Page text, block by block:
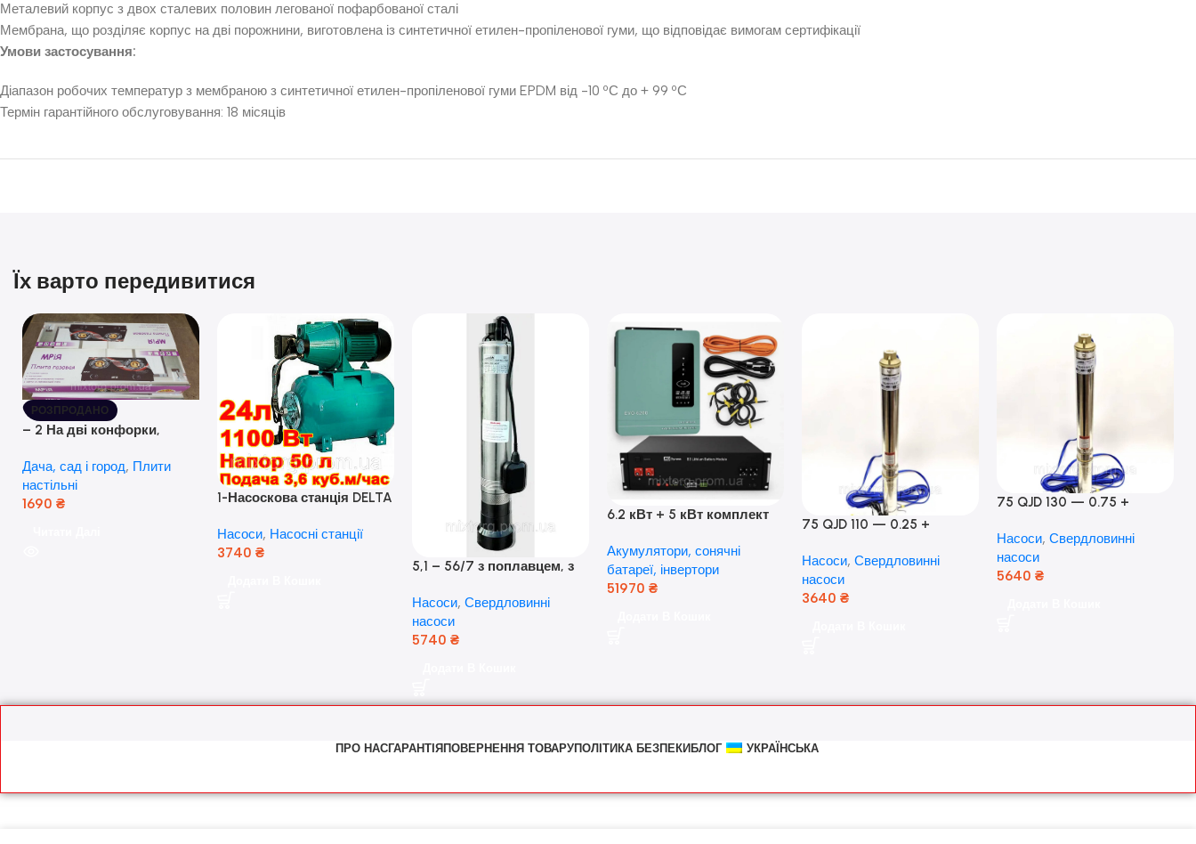
Металевий корпус з двох сталевих половин легованої пофарбованої сталі
Мембрана, що розділяє корпус на дві порожнини, виготовлена із синтетичної етилен-пропіленової гуми, що відповідає вимогам сертифікації
Умови застосування:
Діапазон робочих температур з мембраною з синтетичної етилен-пропіленової гуми EPDM від -10 ºС до + 99 ºС
Термін гарантійного обслуговування: 18 місяців
Їх варто передивитися
РОЗПРОДАНО
– 2 На дві конфорки,
розпалюванням.
Дача, сад і город, Плити
настільні
1690 ₴
1-Насоскова станція DELTA
кВт) ( Польща)
Насоси, Насосні станції
3740 ₴
5,1 – 56/7 з поплавцем, з
(оригінал Польща)
Насоси, Свердловинні
насоси
5740 ₴
6.2 кВт + 5 кВт комплект
Гібридний інвертор Anern
та акумулятор Dyness, 50А
Акумулятори, сонячні
батареї, інвертори
51970 ₴
75 QJD 110 — 0.25 +
Мідь!
Насоси, Свердловинні
насоси
3640 ₴
75 QJD 130 — 0.75 +
Насоси, Свердловинні
насоси
5640 ₴
ПРО НАСГАРАНТІЯ ПОВЕРНЕННЯ ТОВАРУПОЛІТИКА БЕЗПЕКИ БЛОГ УКРАЇНСЬКА